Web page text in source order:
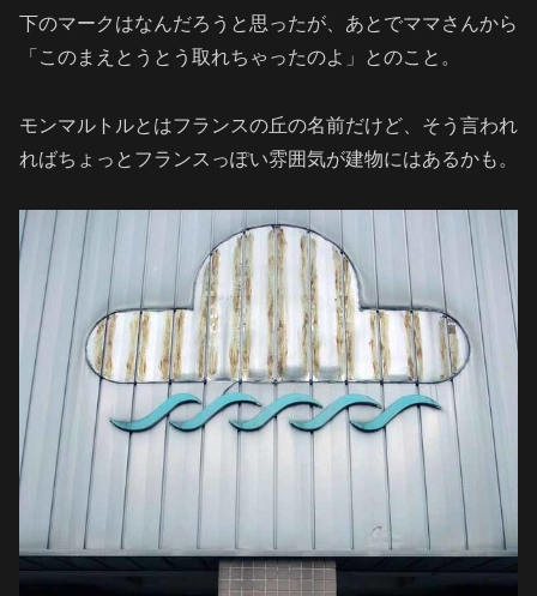
下のマークはなんだろうと思ったが、あとでママさんから
「このまえとうとう取れちゃったのよ」とのこと。
モンマルトルとはフランスの丘の名前だけど、そう言われ
ればちょっとフランスっぽい雰囲気が建物にはあるかも。